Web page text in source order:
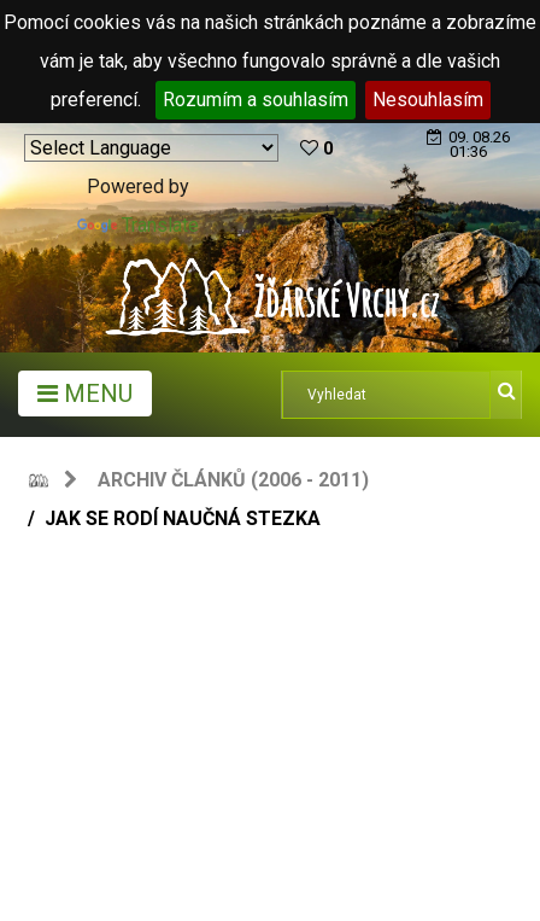
Pomocí cookies vás na našich stránkách poznáme a zobrazíme
vám je tak, aby všechno fungovalo správně a dle vašich
preferencí.
Rozumím a souhlasím Nesouhlasím
Powered by
Translate
0
09. 08.26
01:36
MENU
ARCHIV ČLÁNKŮ (2006 - 2011)
JAK SE RODÍ NAUČNÁ STEZKA